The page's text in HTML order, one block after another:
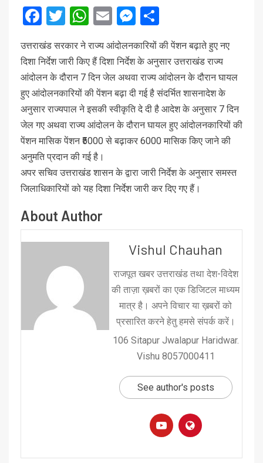
Facebook
Twitter
WhatsApp
EmailMessenger
उत्तराखंड सरकार ने राज्य आंदोलनकारियों की पेंशन बढ़ाते हुए नए
दिशा निर्देश जारी किए हैं दिशा निर्देश के अनुसार उत्तराखंड राज्य
आंदोलन के दौरान 7 दिन जेल अथवा राज्य आंदोलन के दौरान घायल
हुए आंदोलनकारियों की पेंशन बढ़ा दी गई है संदर्भित शासनादेश के
अनुसार राज्यपाल ने इसकी स्वीकृति दे दी है आदेश के अनुसार 7 दिन
जेल गए अथवा राज्य आंदोलन के दौरान घायल हुए आंदोलनकारियों की
पेंशन मासिक पेंशन ₹5000 से बढ़ाकर 6000 मासिक किए जाने की
अनुमति प्रदान की गई है।
अपर सचिव उत्तराखंड शासन के द्वारा जारी निर्देश के अनुसार समस्त
जिलाधिकारियों को यह दिशा निर्देश जारी कर दिए गए हैं।
About Author
Vishul Chauhan
राजपूत खबर उत्तराखंड तथा देश-विदेश
की ताज़ा ख़बरों का एक डिजिटल माध्यम
मात्र है। अपने विचार या ख़बरों को
प्रसारित करने हेतु हमसे संपर्क करें।
106 Sitapur Jwalapur Haridwar.
Vishu 8057000411
See author's posts